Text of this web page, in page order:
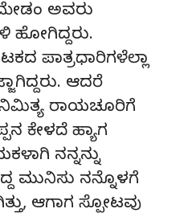
ಅವರು
ಹೋಗಿದ್ದರು.
ಪಾತ್ರಧಾರಿಗಳೆಲ್ಲಾ
ಆದರೆ
ರಾಯಚೂರಿಗೆ
ಕೇಳದೆ ಹ್ಯಾಗ
ನನ್ನನ್ನು
ಮುನಿಸು ನನ್ನೊಳಗೆ
ಆಗಾಗ ಸ್ಪೋಟವು